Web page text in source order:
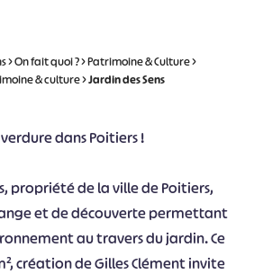
>On fait quoi ?>Patrimoine & Culture>
& culture>Jardin des Sens
dans Poitiers !
propriété de la ville de Poitiers,
et de découverte permettant
au travers du jardin. Ce
création de Gilles Clément invite